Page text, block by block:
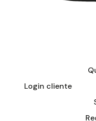
Login cliente